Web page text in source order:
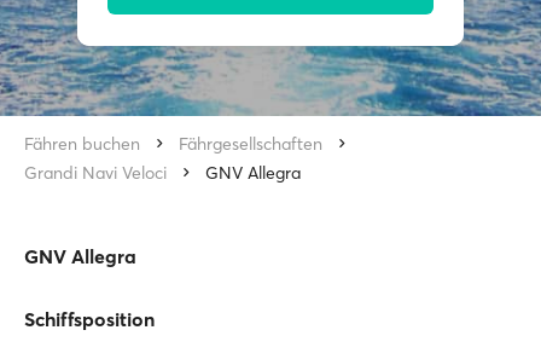
Fähren buchen
Fährgesellschaften
Grandi Navi Veloci
GNV Allegra
GNV Allegra
Schiffsposition